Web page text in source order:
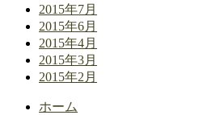
2015年7月
2015年6月
2015年4月
2015年3月
2015年2月
ホーム